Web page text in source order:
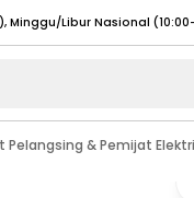
Sabtu - Minggu (08:00
- Minggu/ Libur Nasional
- Minggu/ Libur
Pelangsing & Pemijat